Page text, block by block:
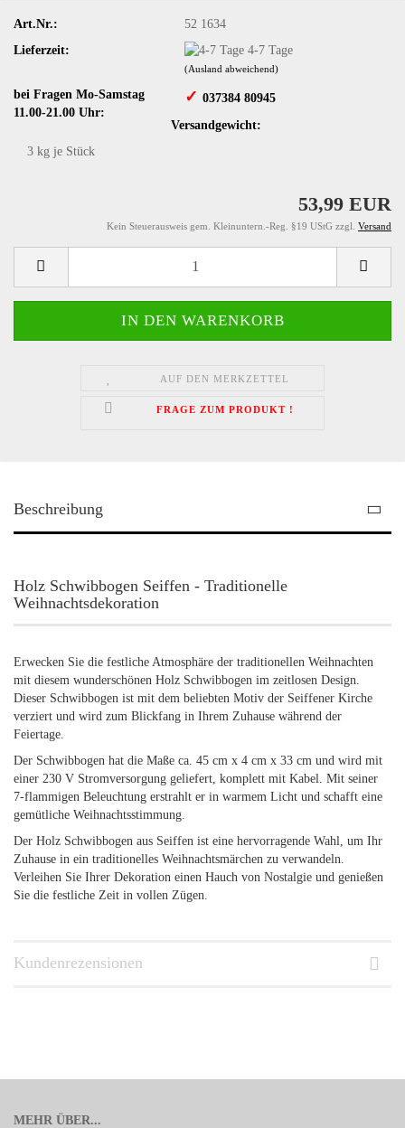
Art.Nr.:
52 1634
Lieferzeit:
4-7 Tage
(Ausland abweichend)
bei Fragen Mo-Samstag
11.00-21.00 Uhr:
✓ ​ 037384 80945
Versandgewicht:
3 kg je Stück
53,99 EUR
Kein Steuerausweis gem. Kleinuntern.-Reg. §19 UStG zzgl. Versand
AUF DEN MERKZETTEL
FRAGE ZUM PRODUKT !
Beschreibung
Holz Schwibbogen Seiffen - Traditionelle
Weihnachtsdekoration
Erwecken Sie die festliche Atmosphäre der traditionellen Weihnachten
mit diesem wunderschönen Holz Schwibbogen im zeitlosen Design.
Dieser Schwibbogen ist mit dem beliebten Motiv der Seiffener Kirche
verziert und wird zum Blickfang in Ihrem Zuhause während der
Feiertage.
Der Schwibbogen hat die Maße ca. 45 cm x 4 cm x 33 cm und wird mit
einer 230 V Stromversorgung geliefert, komplett mit Kabel. Mit seiner
7-flammigen Beleuchtung erstrahlt er in warmem Licht und schafft eine
gemütliche Weihnachtsstimmung.
Der Holz Schwibbogen aus Seiffen ist eine hervorragende Wahl, um Ihr
Zuhause in ein traditionelles Weihnachtsmärchen zu verwandeln.
Verleihen Sie Ihrer Dekoration einen Hauch von Nostalgie und genießen
Sie die festliche Zeit in vollen Zügen.
Kundenrezensionen
MEHR ÜBER...